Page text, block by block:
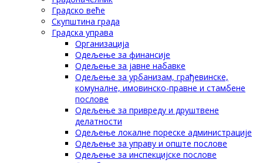
Градско веће
Скупштина града
Градска управа
Организација
Одељење за финансије
Одељење за јавне набавке
Одељење за урбанизам, грађевинске,
комуналне, имовинско-правне и стамбене
послове
Одељење за привреду и друштвене
делатности
Одељење локалне пореске администрације
Одељење за управу и опште послове
Одељење за инспекцијске послове